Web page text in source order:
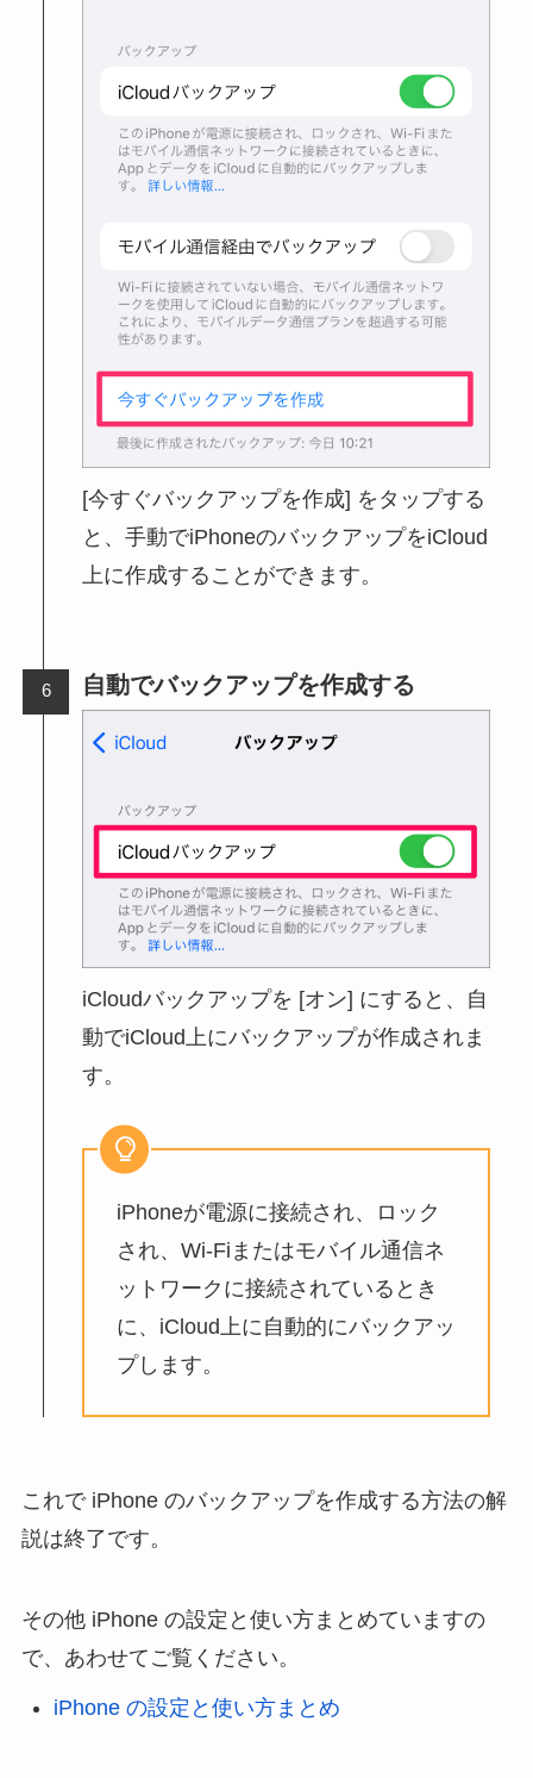
[今すぐバックアップを作成] をタップする
と、手動でiPhoneのバックアップをiCloud
上に作成することができます。
自動でバックアップを作成する
iCloudバックアップを [オン] にすると、自
動でiCloud上にバックアップが作成されま
す。
iPhoneが電源に接続され、ロック
され、Wi-Fiまたはモバイル通信ネ
ットワークに接続されているとき
に、iCloud上に自動的にバックアッ
プします。
これで iPhone のバックアップを作成する方法の解
説は終了です。
その他 iPhone の設定と使い方まとめていますの
で、あわせてご覧ください。
iPhone の設定と使い方まとめ